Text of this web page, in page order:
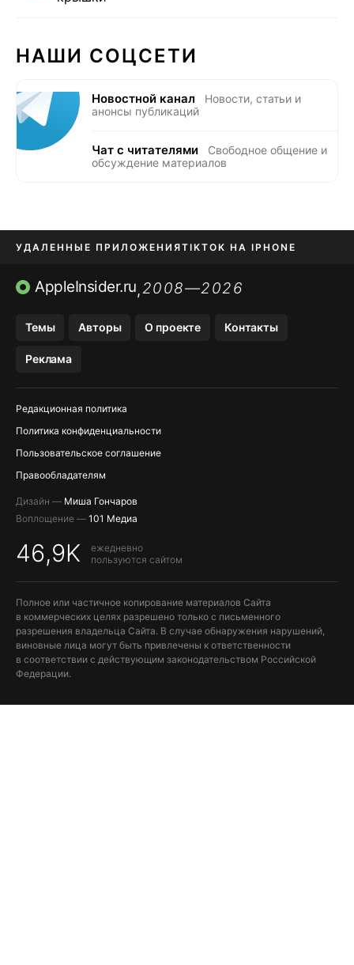
НАШИ СОЦСЕТИ
Новостной канал
Новости, статьи и
анонсы публикаций
Чат с читателями
Свободное общение и
обсуждение материалов
УДАЛЕННЫЕ ПРИЛОЖЕНИЯTIKTOK НА IPHONE
ПРИЛОЖЕНИЯ БЕЗ APP STORE
AppleInsider.ru,2008—2026
Темы Авторы О проекте Контакты
Реклама
Редакционная политика
Политика конфиденциальности
Пользовательское соглашение
Правообладателям
Дизайн — Миша Гончаров
Воплощение — 101 Медиа
46,9K
ежедневно
пользуются сайтом
Полное или частичное копирование материалов Сайта
в коммерческих целях разрешено только с письменного
разрешения владельца Сайта. В случае обнаружения нарушений,
виновные лица могут быть привлечены к ответственности
в соответствии с действующим законодательством Российской
Федерации.